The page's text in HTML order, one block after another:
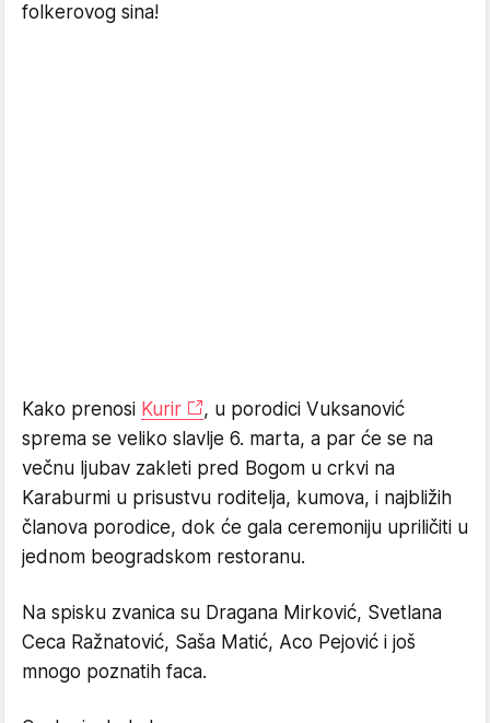
folkerovog sina!
Kako prenosi Kurir
, u porodici Vuksanović
sprema se veliko slavlje 6. marta, a par će se na
večnu ljubav zakleti pred Bogom u crkvi na
Karaburmi u prisustvu roditelja, kumova, i najbližih
članova porodice, dok će gala ceremoniju upriličiti u
jednom beogradskom restoranu.
Na spisku zvanica su Dragana Mirković, Svetlana
Ceca Ražnatović, Saša Matić, Aco Pejović i još
mnogo poznatih faca.